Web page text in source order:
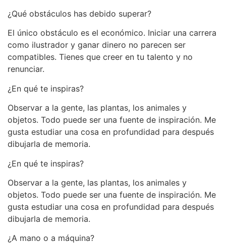
¿Qué obstáculos has debido superar?
El único obstáculo es el económico. Iniciar una carrera
como ilustrador y ganar dinero no parecen ser
compatibles. Tienes que creer en tu talento y no
renunciar.
¿En qué te inspiras?
Observar a la gente, las plantas, los animales y
objetos. Todo puede ser una fuente de inspiración. Me
gusta estudiar una cosa en profundidad para después
dibujarla de memoria.
¿En qué te inspiras?
Observar a la gente, las plantas, los animales y
objetos. Todo puede ser una fuente de inspiración. Me
gusta estudiar una cosa en profundidad para después
dibujarla de memoria.
¿A mano o a máquina?